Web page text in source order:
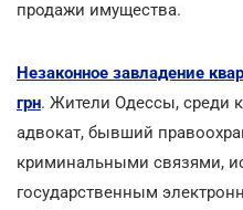
продажи имущества.
Незаконное завладение
грн. Жители Одессы, среди
адвокат, бывший
криминальными связями,
государственным